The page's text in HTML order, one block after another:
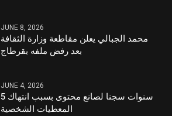
JUNE 8, 2026
محمد الجبالي يعلن مقاطعة وزارة الثقافة
بعد رفض ملفه بقرطاج
JUNE 4, 2026
5 سنوات سجنا لصانع محتوى بسبب انتهاك
المعطيات الشخصية